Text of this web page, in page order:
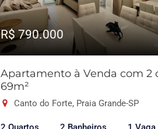
R$ 790.000
Apartamento à Venda com 2
69m²
Canto do Forte, Praia Grande-SP